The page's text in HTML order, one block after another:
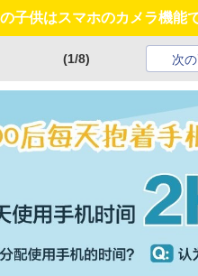
子供はスマホのカメラ機
(1/8) 次